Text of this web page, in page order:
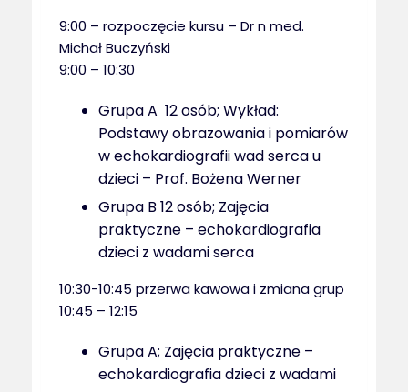
9:00 – rozpoczęcie kursu – Dr n med.
Michał Buczyński
9:00 – 10:30
Grupa A 12 osób; Wykład:
Podstawy obrazowania i pomiarów
w echokardiografii wad serca u
dzieci – Prof. Bożena Werner
Grupa B 12 osób; Zajęcia
praktyczne – echokardiografia
dzieci z wadami serca
10:30-10:45 przerwa kawowa i zmiana grup
10:45 – 12:15
Grupa A; Zajęcia praktyczne –
echokardiografia dzieci z wadami